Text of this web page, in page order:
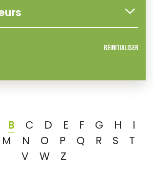
Réinitialiser
B C D E F G H
I
M N O P Q R S
T
V
W Z